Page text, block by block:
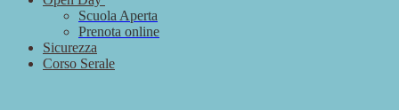
Scuola Aperta
Prenota online
Sicurezza
Corso Serale